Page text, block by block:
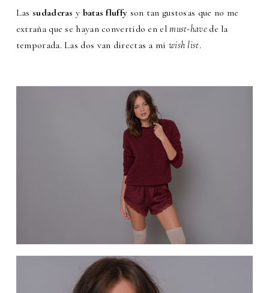
Las sudaderas y batas fluffy son tan gustosas que no me
extraña que se hayan convertido en elmust-have de la
temporada. Las dos van directas a mi wish list.